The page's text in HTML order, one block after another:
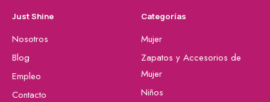
Just Shine
Nosotros
Blog
Empleo
Contacto
Categorías
Mujer
Zapatos y Accesorios de
Mujer
Niños